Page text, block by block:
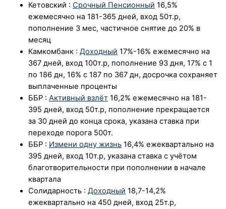
Кетовский : Срочный Пенсионный 16,5%
ежемесячно на 181-365 дней, вход 50т.р,
пополнение 3 мес, частичное снятие до 20% в
месяц
Камкомбанк : Доходный 17%-16% ежемесячно на
367 дней, вход 100т.р, пополнение 93 дня, 17% с 1
по 186 дн, 16% с 187 по 367 дн, досрочка сохраняет
выплаченные проценты
ББР : Активный взлёт 16,2% ежемесячно на 181-
395 дней, вход 50т.р, пополнение прекращается
за 30 дней до конца срока, указана ставка при
переходе порога 500т.
ББР : Измени одну жизнь 16,4% ежеквартально на
395 дней, вход 10т.р, указана ставка с учётом
благотворительности при пополнении в начале
квартала
Солидарность : Доходный 18,7-14,2%
ежеквартально на 450 дней, вход 25т.р,